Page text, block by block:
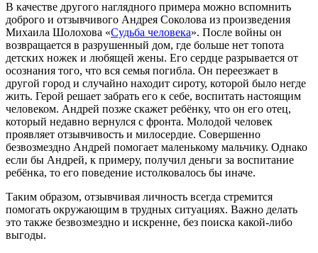
В качестве другого наглядного примера можно вспомнить
доброго и отзывчивого Андрея Соколова из произведения
Михаила Шолохова «Судьба человека». После войны он
возвращается в разрушенный дом, где больше нет топота
детских ножек и любящей жены. Его сердце разрывается от
осознания того, что вся семья погибла. Он переезжает в
другой город и случайно находит сироту, которой было негде
жить. Герой решает забрать его к себе, воспитать настоящим
человеком. Андрей позже скажет ребёнку, что он его отец,
который недавно вернулся с фронта. Молодой человек
проявляет отзывчивость и милосердие. Совершенно
безвозмездно Андрей помогает маленькому мальчику. Однако
если бы Андрей, к примеру, получил деньги за воспитание
ребёнка, то его поведение истолковалось бы иначе.
Таким образом, отзывчивая личность всегда стремится
помогать окружающим в трудных ситуациях. Важно делать
это также безвозмездно и искренне, без поиска какой-либо
выгоды.